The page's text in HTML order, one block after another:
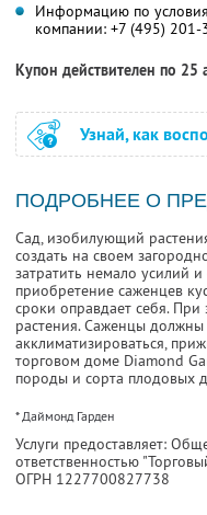
Информацию по
компании: +7 (495) 201-
Купон действителен по 25
Узнай, как
ПОДРОБНЕЕ О
Сад, изобилующий
создать на своем
затратить немало усилий
приобретение саженцев
сроки оправдает себя.
растения. Саженцы
акклиматизироваться,
торговом доме Diamond
породы и сорта плодовых
* Даймонд Гарден
Услуги предоставляет:
ответственностью
ОГРН 1227700827738